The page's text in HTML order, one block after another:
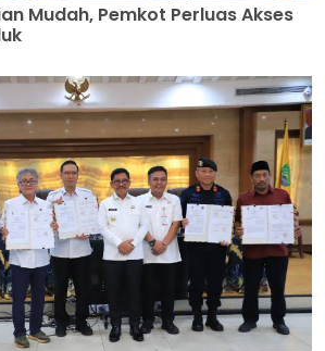
Mudah, Pemkot Perluas Akses